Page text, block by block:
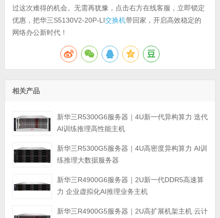
过这次难得的机会。无需再犹豫，点击右方在线客服，立即锁定
优惠，把华三S5130V2-20P-LI交换机带回家，开启高效稳定的
网络办公新时代！
相关产品
新华三R5300G6服务器｜4U新一代异构算力 迭代
AI训练推理高性能主机
新华三R5300G5服务器｜4U高密度异构算力 AI训
练推理大数据服务器
新华三R4900G6服务器｜2U新一代DDR5高速算
力 企业虚拟化AI推理业务主机
新华三R4900G5服务器｜2U高扩展机架主机 云计